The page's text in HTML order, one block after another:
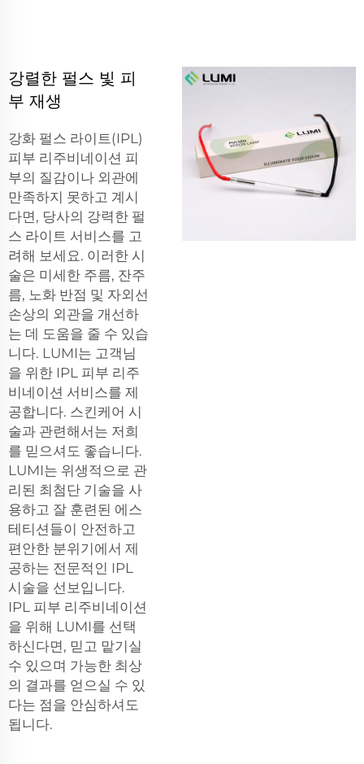
강렬한 펄스 빛 피
부 재생
강화 펄스 라이트(IPL)
피부 리주비네이션 피
부의 질감이나 외관에
만족하지 못하고 계시
다면, 당사의 강력한 펄
스 라이트 서비스를 고
려해 보세요. 이러한 시
술은 미세한 주름, 잔주
름, 노화 반점 및 자외선
손상의 외관을 개선하
는 데 도움을 줄 수 있습
니다. LUMI는 고객님
을 위한 IPL 피부 리주
비네이션 서비스를 제
공합니다. 스킨케어 시
술과 관련해서는 저희
를 믿으셔도 좋습니다.
LUMI는 위생적으로 관
리된 최첨단 기술을 사
용하고 잘 훈련된 에스
테티션들이 안전하고
편안한 분위기에서 제
공하는 전문적인 IPL
시술을 선보입니다.
IPL 피부 리주비네이션
을 위해 LUMI를 선택
하신다면, 믿고 맡기실
수 있으며 가능한 최상
의 결과를 얻으실 수 있
다는 점을 안심하셔도
됩니다.